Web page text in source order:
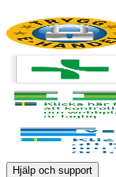
Hjälp och support